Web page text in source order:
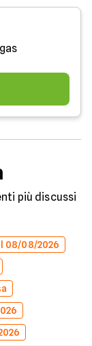
più discussi
08/08/2026